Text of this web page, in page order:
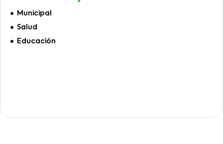
Municipal
Salud
Educación